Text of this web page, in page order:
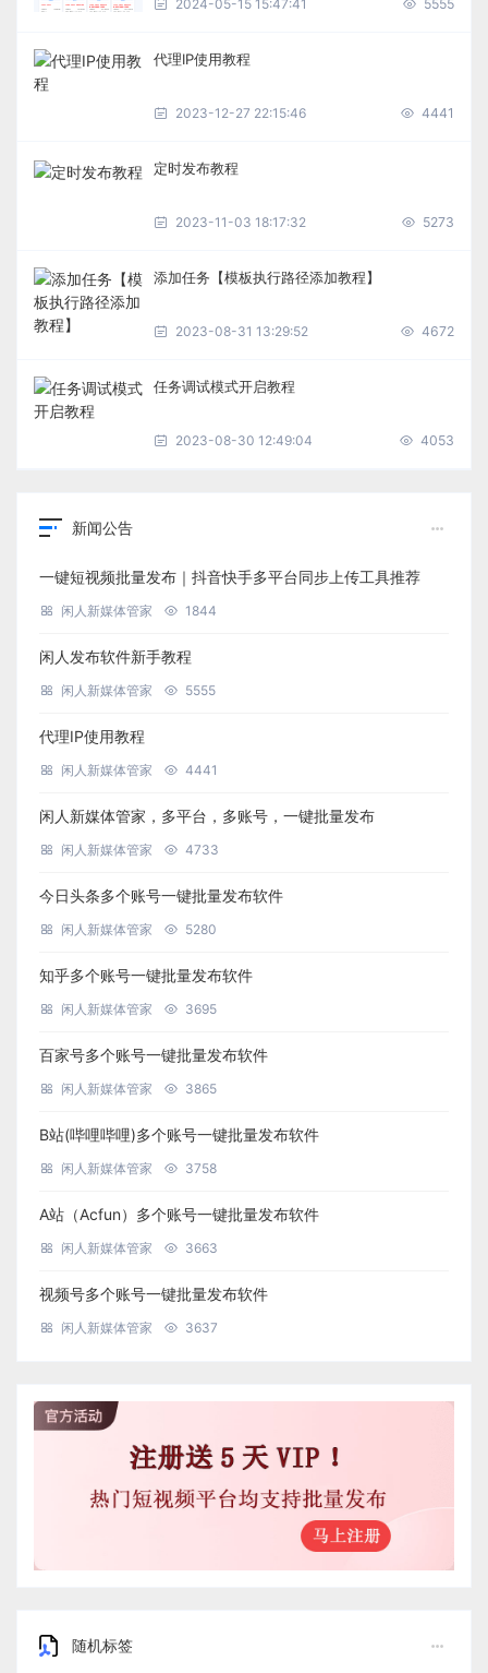
2024-05-15 15:47:41 5555
代理IP使用教程
2023-12-27 22:15:46 4441
定时发布教程
2023-11-03 18:17:32 5273
添加任务【模板执行路径添加教程】
2023-08-31 13:29:52 4672
任务调试模式开启教程
2023-08-30 12:49:04 4053
新闻公告
一键短视频批量发布｜抖音快手多平台同步上传工具推荐
闲人新媒体管家 1844
闲人发布软件新手教程
闲人新媒体管家 5555
代理IP使用教程
闲人新媒体管家 4441
闲人新媒体管家，多平台，多账号，一键批量发布
闲人新媒体管家 4733
今日头条多个账号一键批量发布软件
闲人新媒体管家 5280
知乎多个账号一键批量发布软件
闲人新媒体管家 3695
百家号多个账号一键批量发布软件
闲人新媒体管家 3865
B站(哔哩哔哩)多个账号一键批量发布软件
闲人新媒体管家 3758
A站（Acfun）多个账号一键批量发布软件
闲人新媒体管家 3663
视频号多个账号一键批量发布软件
闲人新媒体管家 3637
随机标签